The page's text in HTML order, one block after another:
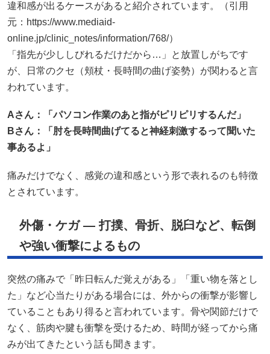
違和感が出るケースがあると紹介されています。（引用
元：https://www.mediaid-
online.jp/clinic_notes/information/768/）
「指先が少ししびれるだけだから…」と放置しがちです
が、日常のクセ（頬杖・長時間の曲げ姿勢）が関わると言
われています。
Aさん：「パソコン作業のあと指がピリピリするんだ」
Bさん：「肘を長時間曲げてると神経刺激するって聞いた
事あるよ」
痛みだけでなく、感覚の違和感という形で表れるのも特徴
とされています。
外傷・ケガ — 打撲、骨折、脱臼など、転倒
や強い衝撃によるもの
突然の痛みで「昨日転んだ覚えがある」「重い物を落とし
た」など心当たりがある場合には、外からの衝撃が影響し
ていることもあり得ると言われています。骨や関節だけで
なく、筋肉や腱も衝撃を受けるため、時間が経ってから痛
みが出てきたという話も聞きます。